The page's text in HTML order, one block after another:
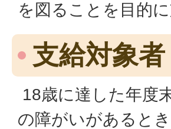
を図ることを目的
支給対象者
18歳に達した年度
の障がいがあると